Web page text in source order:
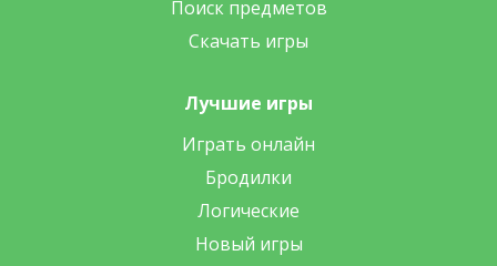
Поиск предметов
Скачать игры
Лучшие игры
Играть онлайн
Бродилки
Логические
Новый игры